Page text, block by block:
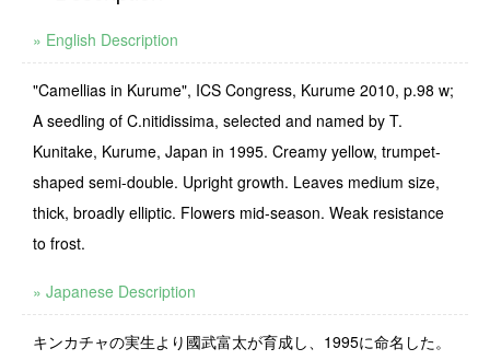
» English Description
"Camellias in Kurume", ICS Congress, Kurume 2010, p.98 w;
A seedling of C.nitidissima, selected and named by T.
Kunitake, Kurume, Japan in 1995. Creamy yellow, trumpet-
shaped semi-double. Upright growth. Leaves medium size,
thick, broadly elliptic. Flowers mid-season. Weak resistance
to frost.
» Japanese Description
キンカチャの実生より國武富太が育成し、1995に命名した。